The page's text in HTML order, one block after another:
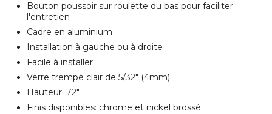
Bouton poussoir sur roulette du bas pour faciliter
l'entretien
Cadre en aluminium
Installation à gauche ou à droite
Facile à installer
Verre trempé clair de 5/32" (4mm)
Hauteur: 72"
Finis disponibles: chrome et nickel brossé